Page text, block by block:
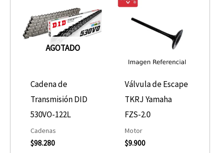
AGOTADO
Cadena de
Transmisión DID
530VO-122L
Cadenas
$98.280
Válvula de Escape
TKRJ Yamaha
FZS-2.0
Motor
$9.900